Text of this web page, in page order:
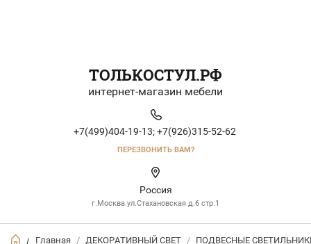
ТОЛЬКОСТУЛ.РФ
интернет-магазин мебели
+7(499)404-19-13; +7(926)315-52-62
ПЕРЕЗВОНИТЬ ВАМ?
Россия
г.Москва ул.Стахановская д.6 стр.1
Главная / ДЕКОРАТИВНЫЙ СВЕТ / ПОДВЕСНЫЕ